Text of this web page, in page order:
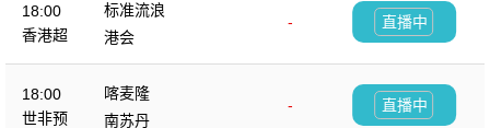
18:00
香港超
标准流浪
-
港会
直播中
18:00
世非预
喀麦隆
-
南苏丹
直播中